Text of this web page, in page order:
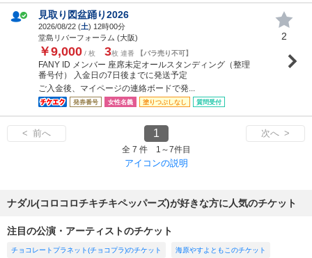
見取り図盆踊り2026
2026/08/22 (土) 12時00分
堂島リバーフォーラム (大阪)
￥9,000 / 枚 3枚 連番 【バラ売り不可】
FANY ID メンバー 座席未定オールスタンディング（整理
番号付） 入金日の7日後までに発送予定
ご入金後、マイページの連絡ボードで発...
発券番号 女性名義 塗りつぶしなし 質問受付
2
< 前へ 1 次へ >
全 7 件 1～7件目
アイコンの説明
ナダル(コロコロチキチキペッパーズ)が好きな方に人気のチケット
注目の公演・アーティストのチケット
チョコレートプラネット(チョコプラ)のチケット 海原やすよともこのチケット